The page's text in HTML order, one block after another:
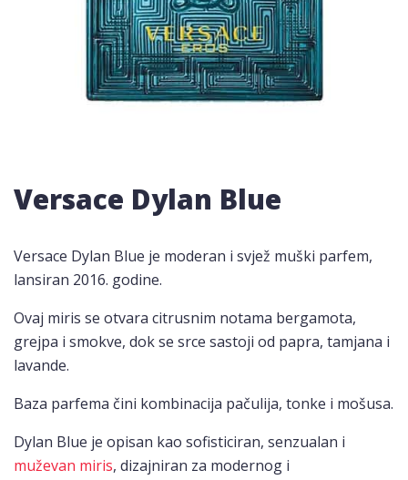
Versace Dylan Blue
Versace Dylan Blue je moderan i svjež muški parfem,
lansiran 2016. godine.
Ovaj miris se otvara citrusnim notama bergamota,
grejpa i smokve, dok se srce sastoji od papra, tamjana i
lavande.
Baza parfema čini kombinacija pačulija, tonke i mošusa.
Dylan Blue je opisan kao sofisticiran, senzualan i
muževan miris, dizajniran za modernog i